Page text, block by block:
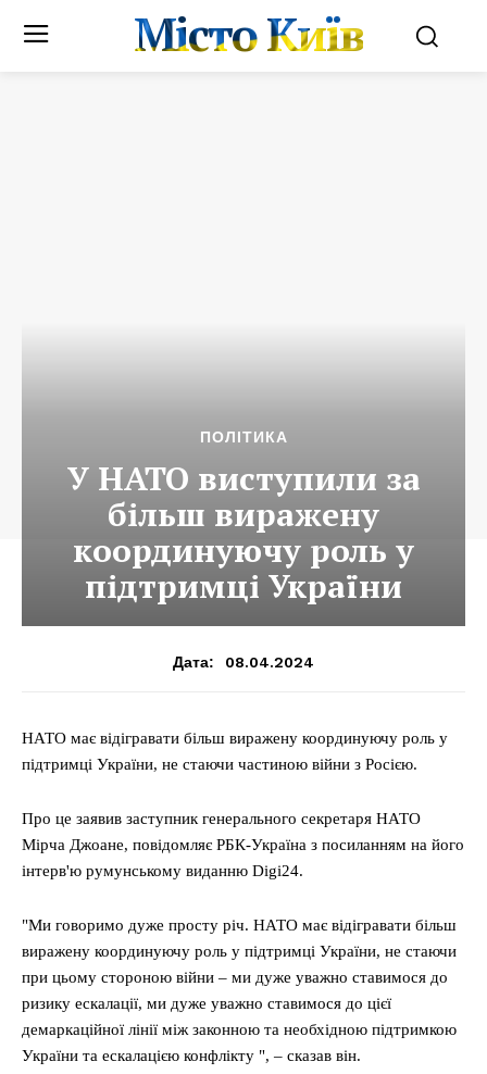
Місто Київ
ПОЛІТИКА
У НАТО виступили за
більш виражену
координуючу роль у
підтримці України
Дата: 08.04.2024
НАТО має відігравати більш виражену координуючу роль у
підтримці України, не стаючи частиною війни з Росією.
Про це заявив заступник генерального секретаря НАТО
Мірча Джоане, повідомляє РБК-Україна з посиланням на його
інтерв'ю румунському виданню Digi24.
"Ми говоримо дуже просту річ. НАТО має відігравати більш
виражену координуючу роль у підтримці України, не стаючи
при цьому стороною війни – ми дуже уважно ставимося до
ризику ескалації, ми дуже уважно ставимося до цієї
демаркаційної лінії між законною та необхідною підтримкою
України та ескалацією конфлікту ", – сказав він.